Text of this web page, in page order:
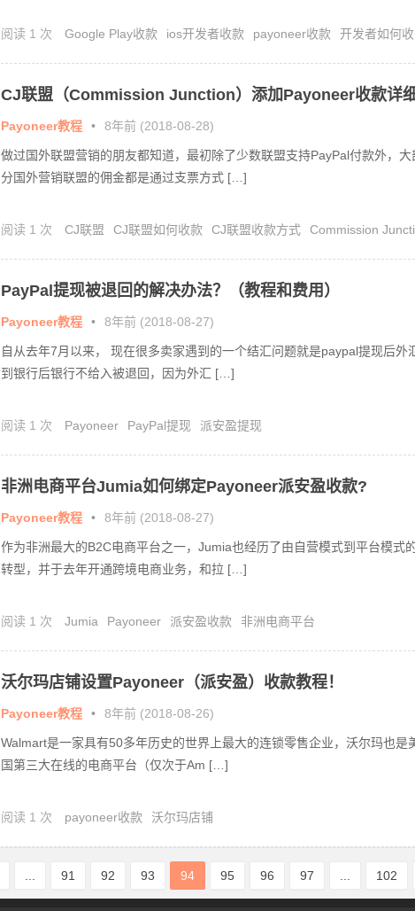
阅读 1 次 Google Play收款 ios开发者收款 payoneer收款
开发者如何收
CJ联盟（Commission Junction）添加Payoneer收款详
教程！
Payoneer教程 • 8年前 (2018-08-28)
做过国外联盟营销的朋友都知道，最初除了少数联盟支持PayPal付款外，大
分国外营销联盟的佣金都是通过支票方式 […]
阅读 1 次 CJ联盟 CJ联盟如何收款 CJ联盟收款方式
Commission
PayPal提现被退回的解决办法？（教程和费用）
Payoneer教程 • 8年前 (2018-08-27)
自从去年7月以来， 现在很多卖家遇到的一个结汇问题就是paypal提现后外
到银行后银行不给入被退回，因为外汇 […]
阅读 1 次 Payoneer PayPal提现 派安盈提现
非洲电商平台Jumia如何绑定Payoneer派安盈收款?
Payoneer教程 • 8年前 (2018-08-27)
作为非洲最大的B2C电商平台之一，Jumia也经历了由自营模式到平台模式
转型，并于去年开通跨境电商业务，和拉 […]
阅读 1 次 Jumia Payoneer 派安盈收款 非洲电商平台
沃尔玛店铺设置Payoneer（派安盈）收款教程！
Payoneer教程 • 8年前 (2018-08-26)
Walmart是一家具有50多年历史的世界上最大的连锁零售企业，沃尔玛也是
国第三大在线的电商平台（仅次于Am […]
阅读 1 次 payoneer收款 沃尔玛店铺
91 92 93 94 95 96 97 102